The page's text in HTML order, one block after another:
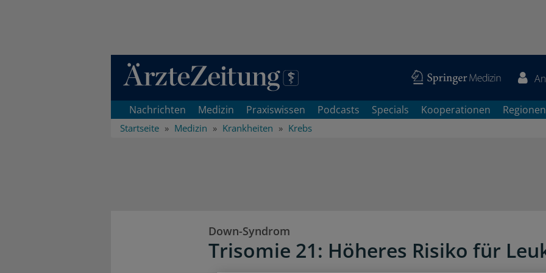
Direkt zum Inhaltsbereich
Nachrichten Medizin Praxiswissen Podcasts Specials Kooperationen Regionen
Startseite Medizin Krankheiten Krebs
Down-Syndrom
Trisomie 21: Höheres Risiko für